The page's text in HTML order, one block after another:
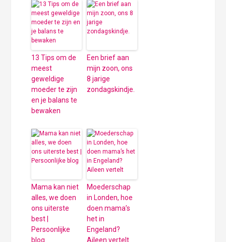
13 Tips om de
meest
geweldige
moeder te zijn
en je balans te
bewaken
Een brief aan
mijn zoon, ons
8 jarige
zondagskindje.
Mama kan niet
alles, we doen
ons uiterste
best |
Persoonlijke
blog
Moederschap
in Londen, hoe
doen mama’s
het in
Engeland?
Aileen vertelt